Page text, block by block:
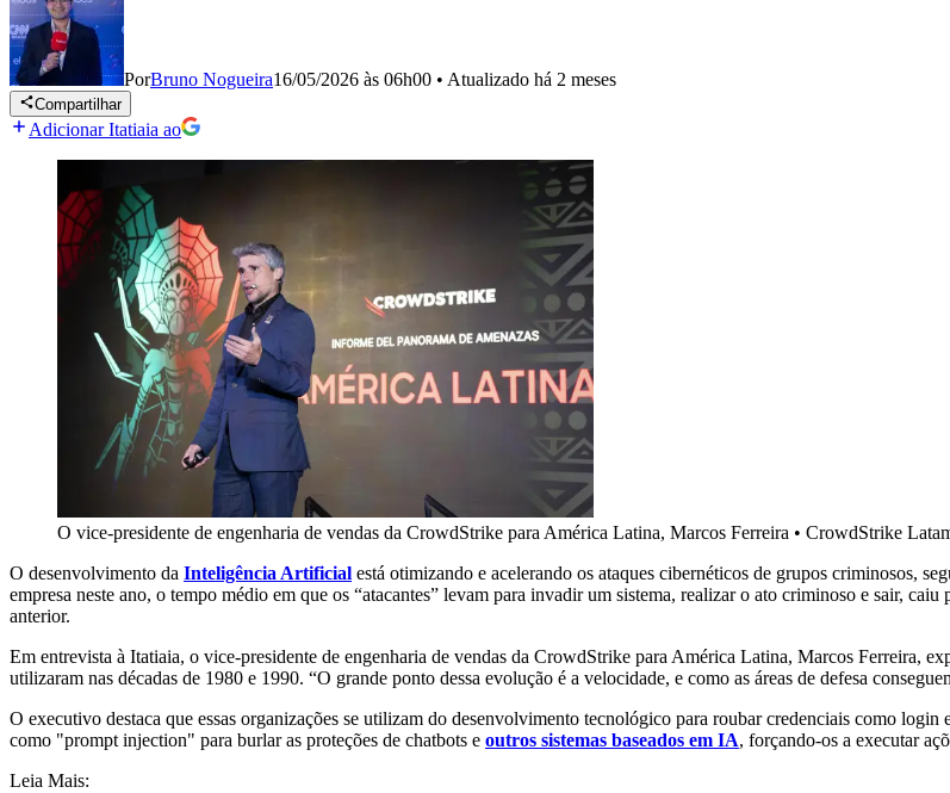
PorBruno Nogueira16/05/2026 às 06h00 • Atualizado há 2 meses
Compartilhar
Adicionar Itatiaia ao
O vice-presidente de engenharia de vendas da CrowdStrike para América Latina, Marcos Ferreira • CrowdStrike
O desenvolvimento da Inteligência Artificial está otimizando e acelerando os ataques cibernéticos de grupos criminosos,
empresa neste ano, o tempo médio em que os “atacantes” levam para invadir um sistema, realizar o ato criminoso e sair,
anterior.
Em entrevista à Itatiaia, o vice-presidente de engenharia de vendas da CrowdStrike para América Latina, Marcos Ferreira,
utilizaram nas décadas de 1980 e 1990. “O grande ponto dessa evolução é a velocidade, e como as áreas de defesa
O executivo destaca que essas organizações se utilizam do desenvolvimento tecnológico para roubar credenciais como
como "prompt injection" para burlar as proteções de chatbots e outros sistemas baseados em IA, forçando-os a executar
Leia Mais: